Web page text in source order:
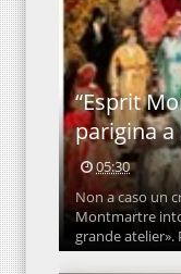
“Esprit
parigina
05:30
Non a caso un
Montmartre
grande